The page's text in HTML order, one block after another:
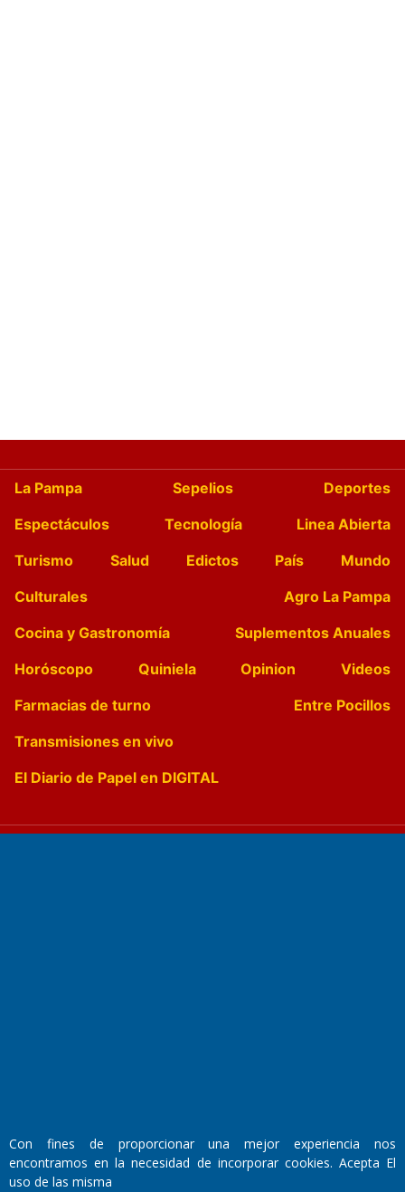
La Pampa Sepelios
Deportes
Espectáculos
Tecnología
Linea Abierta
Turismo
Salud Edictos País
Mundo
Culturales
Agro La Pampa
Cocina y Gastronomía
Suplementos Anuales
Horóscopo
Quiniela Opinion
Videos
Farmacias de turno
Entre Pocillos
Transmisiones en vivo
El Diario de Papel en DIGITAL
Walter René Goñi
Con fines de proporcionar una mejor experiencia nos
encontramos en la necesidad de incorporar cookies. Acepta El
uso de las misma